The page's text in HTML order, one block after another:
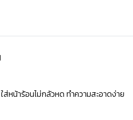
ส่หน้าร้อนไม่กลัวหด ทำความสะอาดง่าย